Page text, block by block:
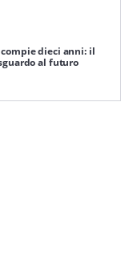
compie dieci anni: il
al futuro